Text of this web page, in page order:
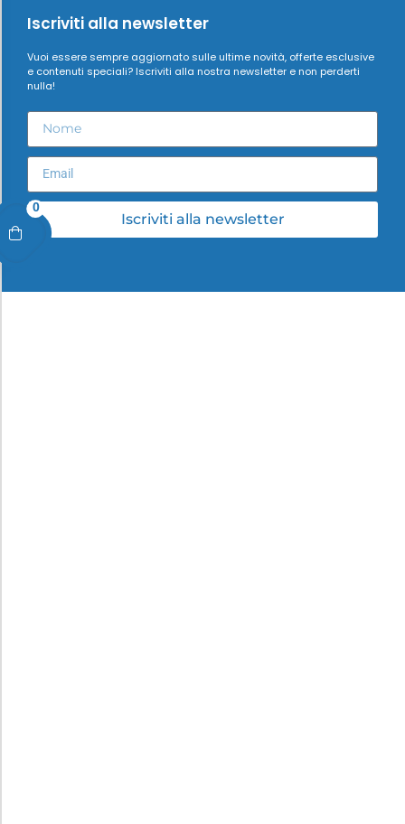
0
Iscriviti alla newsletter
Vuoi essere sempre aggiornato sulle ultime novità, offerte esclusive
e contenuti speciali? Iscriviti alla nostra newsletter e non perderti
nulla!
Iscriviti alla newsletter